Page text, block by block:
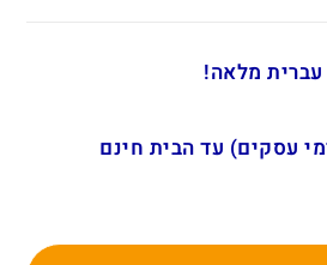
מלאה!
מהיר (1-5 ימי עסקים) עד הבית חינם